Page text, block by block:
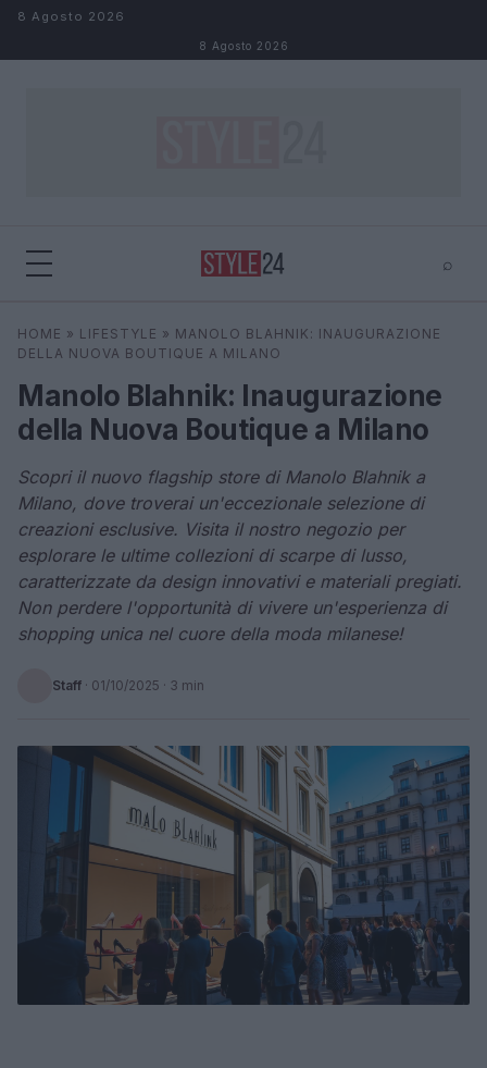
Salta al contenuto
8 Agosto 2026
8 Agosto 2026
⌕
Cerca ⌕
HOME » LIFESTYLE » MANOLO BLAHNIK: INAUGURAZIONE
DELLA NUOVA BOUTIQUE A MILANO
Manolo Blahnik: Inaugurazione
della Nuova Boutique a Milano
Scopri il nuovo flagship store di Manolo Blahnik a
Milano, dove troverai un'eccezionale selezione di
creazioni esclusive. Visita il nostro negozio per
esplorare le ultime collezioni di scarpe di lusso,
caratterizzate da design innovativi e materiali pregiati.
Non perdere l'opportunità di vivere un'esperienza di
shopping unica nel cuore della moda milanese!
Staff · 01/10/2025 · 3 min